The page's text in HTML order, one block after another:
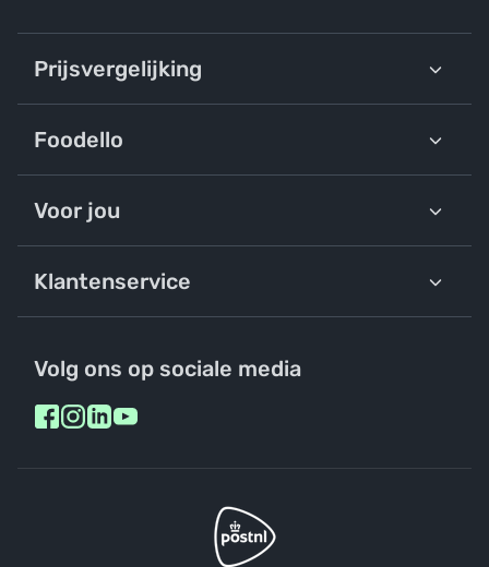
Prijsvergelijking
Foodello
Voor jou
Klantenservice
Volg ons op sociale media